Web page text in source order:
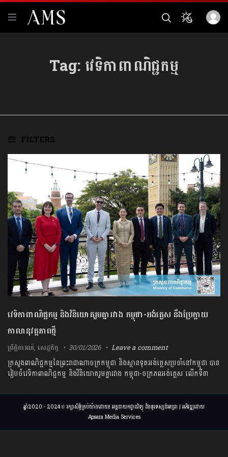
Tag:វេទិកាពាណិជ្ជកម្ម
FILTERS
វេទិកាពាណិជ្ជកម្ម និងវិនិយោគរួមគ្នារវាង កម្ពុជា-អង់គ្លេស នឹងប្រែក្លាយ
កាលានុវត្តភាពថ្មី
ព្រឹត្តិការណ៍,សេដ្ឋកិច្ច 30/01/2026 Leave a comment
ក្រសួងពាណិជ្ជកម្មនៃព្រះរាជាណាចក្រកម្ពុជា និងស្ថានទូតអង់គ្លេសប្រចាំនៅកម្ពុជា បាន
រៀបចំវេទិកាពាណិជ្ជកម្ម និងវិនិយោគរួមគ្នារវាង កម្ពុជា-ចក្រភពអង់គ្លេស លើកទី៣
ឆ្នាំ2020 - 2024 © រក្សាសិទ្ធិគ្រប់យ៉ាងដោយ៖ អគ្គនាយកដ្ឋានវិទ្យុ និងទូរទស្សន៍អប្សរា | អភិវឌ្ឍដោយ
Apsara Media Services